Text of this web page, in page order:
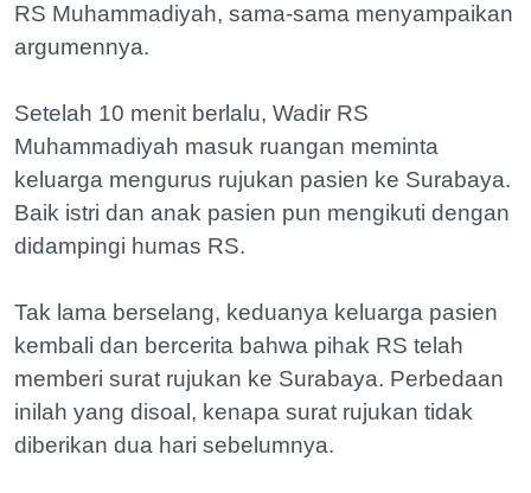
RS Muhammadiyah, sama-sama menyampaikan
argumennya.
Setelah 10 menit berlalu, Wadir RS
Muhammadiyah masuk ruangan meminta
keluarga mengurus rujukan pasien ke Surabaya.
Baik istri dan anak pasien pun mengikuti dengan
didampingi humas RS.
Tak lama berselang, keduanya keluarga pasien
kembali dan bercerita bahwa pihak RS telah
memberi surat rujukan ke Surabaya. Perbedaan
inilah yang disoal, kenapa surat rujukan tidak
diberikan dua hari sebelumnya.